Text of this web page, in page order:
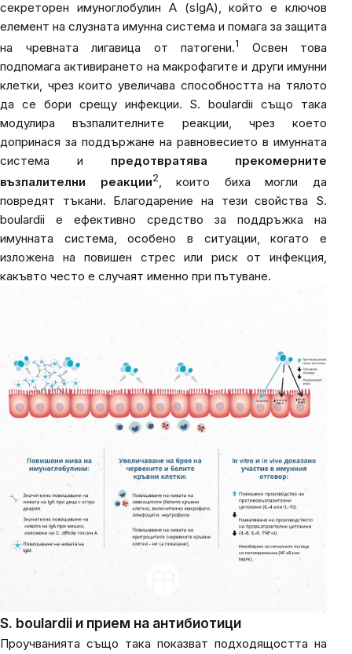
секреторен имуноглобулин А (sIgA), който е ключов
елемент на слузната имунна система и помага за защита
на чревната лигавица от патогени.1
Освен това
подпомага активирането на макрофагите и други имунни
клетки, чрез които увеличава способността на тялото
да се бори срещу инфекции. S. boulardii също така
модулира възпалителните реакции, чрез което
допринася за поддържане на равновесието в имунната
система и предотвратява прекомерните
възпалителни реакции2, които биха могли да
повредят тъкани. Благодарение на тези свойства S.
boulardii е ефективно средство за поддръжка на
имунната система, особено в ситуации, когато е
изложена на повишен стрес или риск от инфекция,
какъвто често е случаят именно при пътуване.
S. boulardii и прием на антибиотици
Проучванията също така показват подходящостта на